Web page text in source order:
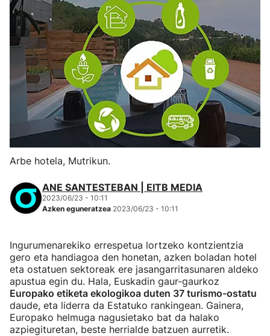
Arbe hotela, Mutrikun.
ANE SANTESTEBAN | EITB MEDIA
2023/06/23 - 10:11
Azken eguneratzea 2023/06/23 - 10:11
Ingurumenarekiko errespetua lortzeko kontzientzia
gero eta handiagoa den honetan, azken boladan hotel
eta ostatuen sektoreak ere jasangarritasunaren aldeko
apustua egin du. Hala, Euskadin gaur-gaurkoz
Europako etiketa ekologikoa duten 37 turismo-ostatu
daude, eta liderra da Estatuko rankingean. Gainera,
Europako helmuga nagusietako bat da halako
azpiegituretan, beste herrialde batzuen aurretik.